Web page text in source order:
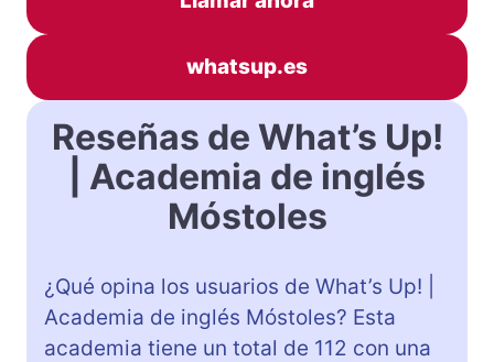
whatsup.es
Reseñas de What’s Up!
| Academia de inglés
Móstoles
¿Qué opina los usuarios de What’s Up! |
Academia de inglés Móstoles? Esta
academia tiene un total de 112 con una